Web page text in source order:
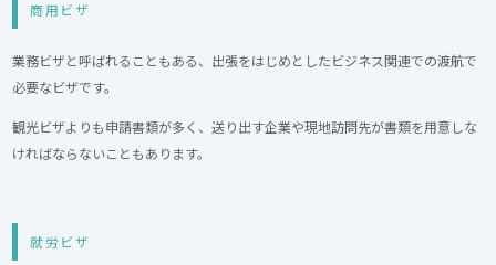
商用ビザ
業務ビザと呼ばれることもある、出張をはじめとしたビジネス関連での渡航で
必要なビザです。
観光ビザよりも申請書類が多く、送り出す企業や現地訪問先が書類を用意しな
ければならないこともあります。
就労ビザ